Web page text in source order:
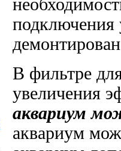
подключения
В фильтре
увеличения
аквариум
аквариум